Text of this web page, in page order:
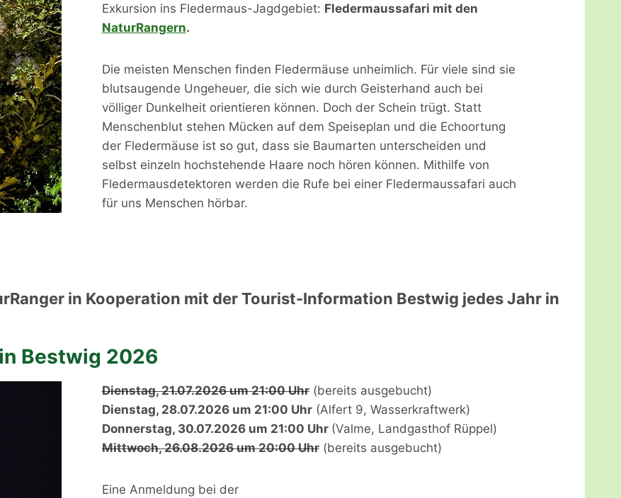
Exkursion ins Fledermaus-Jagdgebiet: Fledermaussafari mit den
NaturRangern.
Die meisten Menschen finden Fledermäuse unheimlich. Für viele sind sie
blutsaugende Ungeheuer, die sich wie durch Geisterhand auch bei
völliger Dunkelheit orientieren können. Doch der Schein trügt. Statt
Menschenblut stehen Mücken auf dem Speiseplan und die Echoortung
der Fledermäuse ist so gut, dass sie Baumarten unterscheiden und
selbst einzeln hochstehende Haare noch hören können. Mithilfe von
Fledermausdetektoren werden die Rufe bei einer Fledermaussafari auch
für uns Menschen hörbar.
in Kooperation mit der Tourist-Information Bestwig jedes Jahr in
Bestwig 2026
Dienstag, 21.07.2026 um 21:00 Uhr(bereits ausgebucht)
Dienstag, 28.07.2026 um 21:00 Uhr(Alfert 9, Wasserkraftwerk)
Donnerstag, 30.07.2026 um 21:00 Uhr (Valme, Landgasthof Rüppel)
Mittwoch, 26.08.2026 um 20:00 Uhr(bereits ausgebucht)
Eine Anmeldung bei der